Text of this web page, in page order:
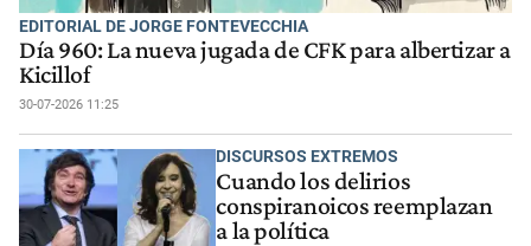
EDITORIAL DE JORGE FONTEVECCHIA
Día 960: La nueva jugada de CFK para albertizar a
Kicillof
30-07-2026 11:25
DISCURSOS EXTREMOS
Cuando los delirios
conspiranoicos reemplazan
a la política